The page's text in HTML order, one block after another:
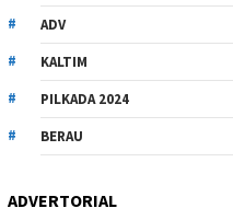
ADV
KALTIM
PILKADA 2024
BERAU
ADVERTORIAL